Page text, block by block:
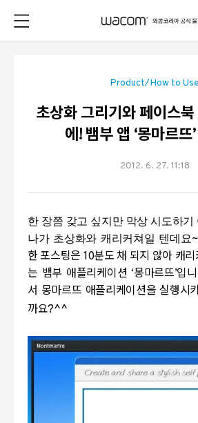
Product/How to Use
초상화 그리기와 페이스
에! 뱀부 앱 ‘몽마르뜨
2012. 6. 27. 11:18
한 장쯤 갖고 싶지만 막상 시도하기
나가 초상화와 캐리커쳐일 텐데요~
한 포스팅은 10분도 채 되지 않아 캐
는 뱀부 애플리케이션 ‘몽마르뜨’입
서 몽마르뜨 애플리케이션을 실행시
까요?^^